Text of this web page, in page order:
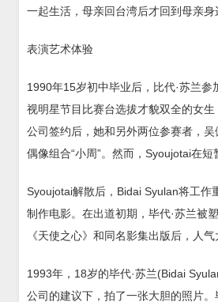
一起生活，母亲回台湾后才回到母亲身
表演艺术体验
1990年15岁初中毕业后，比代·苏兰参
视明星节目比赛台选拔才貌双全的女
公司签约后，她和另外两位参赛者，
偶像组合“小周”。然而，Syoujotai在短
Syoujotai解散后，Bidai Syulan将工作
制作电影。在出道初期，毕代·苏兰被
《天使之心》和同名影集出版后，人气
1993年，18岁的毕代·苏兰(Bidai
公司的建议下，拍了一张大胆的照片。